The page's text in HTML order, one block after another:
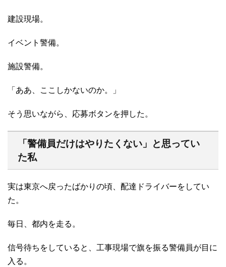
建設現場。
イベント警備。
施設警備。
「ああ、ここしかないのか。」
そう思いながら、応募ボタンを押した。
「警備員だけはやりたくない」と思ってい
た私
実は東京へ戻ったばかりの頃、配達ドライバーをしてい
た。
毎日、都内を走る。
信号待ちをしていると、工事現場で旗を振る警備員が目に
入る。